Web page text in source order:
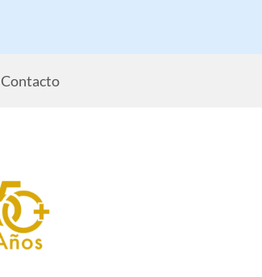
Contacto